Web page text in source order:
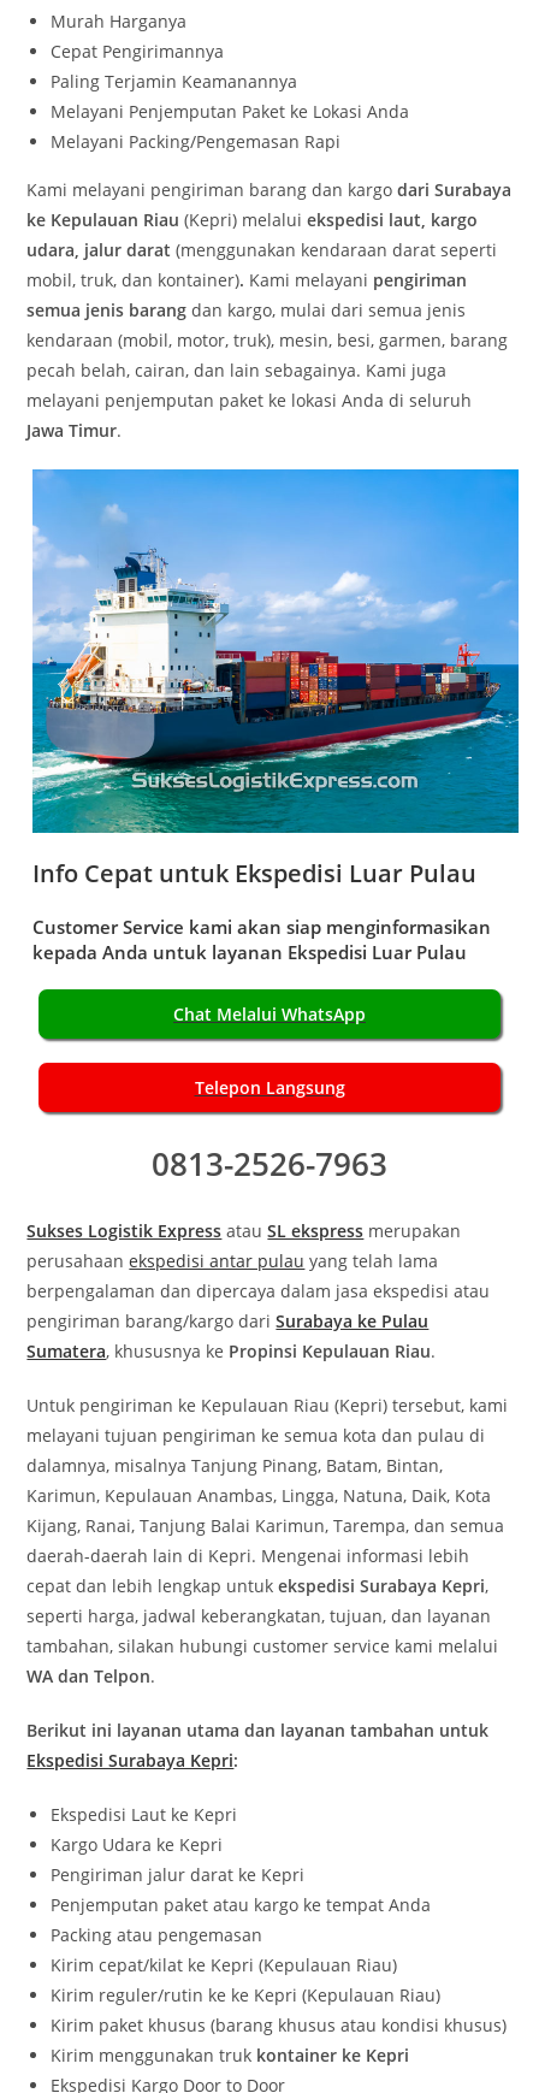
Murah Harganya
Cepat Pengirimannya
Paling Terjamin Keamanannya
Melayani Penjemputan Paket ke Lokasi Anda
Melayani Packing/Pengemasan Rapi
Kami melayani pengiriman barang dan kargodari Surabaya
ke Kepulauan Riau (Kepri) melaluiekspedisi laut, kargo
udara, jalur darat(menggunakan kendaraan darat seperti
mobil, truk, dan kontainer). Kami melayani pengiriman
semua jenis barang dan kargo, mulai dari semua jenis
kendaraan (mobil, motor, truk), mesin, besi, garmen, barang
pecah belah, cairan, dan lain sebagainya. Kami juga
melayani penjemputan paket ke lokasi Anda di seluruh
Jawa Timur.
Info Cepat untuk Ekspedisi Luar Pulau
Customer Service kami akan siap menginformasikan
kepada Anda untuk layanan Ekspedisi Luar Pulau
Chat Melalui WhatsApp
Telepon Langsung
0813-2526-7963
Sukses Logistik Express atauSL ekspress merupakan
perusahaanekspedisi antar pulau yang telah lama
berpengalaman dan dipercaya dalam jasa ekspedisi atau
pengiriman barang/kargo dariSurabaya ke Pulau
Sumatera, khususnya ke Propinsi Kepulauan Riau.
Untuk pengiriman ke Kepulauan Riau (Kepri) tersebut, kami
melayani tujuan pengiriman ke semua kota dan pulau di
dalamnya, misalnya Tanjung Pinang, Batam, Bintan,
Karimun, Kepulauan Anambas, Lingga, Natuna, Daik, Kota
Kijang, Ranai, Tanjung Balai Karimun, Tarempa, dan semua
daerah-daerah lain di Kepri. Mengenai informasi lebih
cepat dan lebih lengkap untukekspedisi Surabaya Kepri,
seperti harga, jadwal keberangkatan, tujuan, dan layanan
tambahan, silakan hubungi customer service kami melalui
WA dan Telpon.
Berikut ini layanan utama dan layanan tambahan untuk
Ekspedisi Surabaya Kepri:
Ekspedisi Laut ke Kepri
Kargo Udara ke Kepri
Pengiriman jalur darat ke Kepri
Penjemputan paket atau kargo ke tempat Anda
Packing atau pengemasan
Kirim cepat/kilat ke Kepri (Kepulauan Riau)
Kirim reguler/rutin ke ke Kepri (Kepulauan Riau)
Kirim paket khusus (barang khusus atau kondisi khusus)
Kirim menggunakan truk kontainer ke Kepri
Ekspedisi Kargo Door to Door